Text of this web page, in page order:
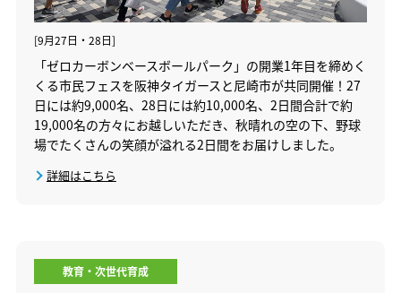
[9月27日・28日]
「ゼロカーボンベースボールパーク」の開業1年目を締めく
くる市民フェスを阪神タイガースと尼崎市が共同開催！27
日には約9,000名、28日には約10,000名、2日間合計で約
19,000名の方々にお越しいただき、秋晴れの空の下、野球
場でたくさんの笑顔が溢れる2日間をお届けしました。
詳細はこちら
教育・次世代育成